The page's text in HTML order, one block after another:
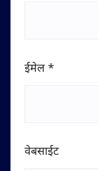
ईमेल *
वेबसाईट